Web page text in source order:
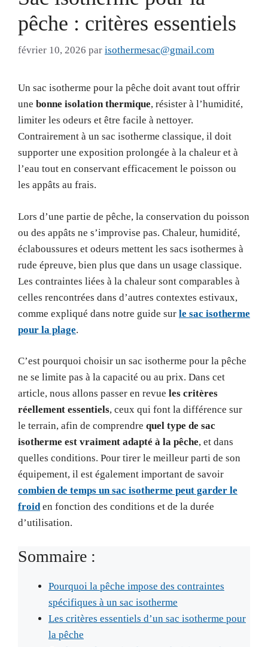
pêche : critères essentiels
février 10, 2026 par isothermesac@gmail.com
Un sac isotherme pour la pêche doit avant tout offrir
une bonne isolation thermique, résister à l’humidité,
limiter les odeurs et être facile à nettoyer.
Contrairement à un sac isotherme classique, il doit
supporter une exposition prolongée à la chaleur et à
l’eau tout en conservant efficacement le poisson ou
les appâts au frais.
Lors d’une partie de pêche, la conservation du poisson
ou des appâts ne s’improvise pas. Chaleur, humidité,
éclaboussures et odeurs mettent les sacs isothermes à
rude épreuve, bien plus que dans un usage classique.
Les contraintes liées à la chaleur sont comparables à
celles rencontrées dans d’autres contextes estivaux,
comme expliqué dans notre guide sur le sac isotherme
pour la plage.
C’est pourquoi choisir un sac isotherme pour la pêche
ne se limite pas à la capacité ou au prix. Dans cet
article, nous allons passer en revue les critères
réellement essentiels, ceux qui font la différence sur
le terrain, afin de comprendre quel type de sac
isotherme est vraiment adapté à la pêche, et dans
quelles conditions. Pour tirer le meilleur parti de son
équipement, il est également important de savoir
combien de temps un sac isotherme peut garder le
froiden fonction des conditions et de la durée
d’utilisation.
Sommaire :
Pourquoi la pêche impose des contraintes
spécifiques à un sac isotherme
Les critères essentiels d’un sac isotherme pour
la pêche